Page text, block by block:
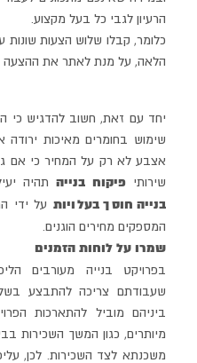
הרעיון לגבי כל בעל מקצוע.
כלומר, קבלו שלוש הצעות
הלאה, על מנת לאתר את ההצעה
יחד עם זאת, חשוב להדגיש כי
שימוש בחומרים מאיכות
אצבע לא רק על המחיר כי אם
שירותי פיקוח בנייה תהיה
בנייה חוסך בעלויות על ידי
המספקים מחירים הוגנים.
שמרו על לוחות הזמנים
בפרויקט בנייה מעורבים
שעבודתם צריכה להתבצע
ביניהם מוביל להתארכות
מיותרים, כגון המשך השכירות
משכנתא לצד השכירות. לכן,